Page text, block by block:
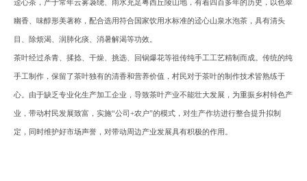
迳心茶，产于常年云雾袅绕、雨水充足粤西丘陵山地，有着四百多年的历史，以色翠
幽香、味醇形美著称，配合选用符合国家饮用水标准的迳心山泉水泡茶，具有清头
目、除烦渴、润肺化痰、消暑解渴等功效。
茶叶经过杀青、揉捻、干燥、挑选、回锅爆花等祖传纯手工工艺精制而成。传统的纯
手工制作，保留了茶叶独有的清香和营养价值，村民对于茶叶的制作技术皆熟练于
心。由于缺乏专业化生产加工企业，导致茶叶产业不能壮大发展，为重振乡村特色产
业，带动村民发展致富，实施“公司+农户”的模式，对生产作坊进行整合提升拟制
定，同时维护好市场声誉，对带动周边产业发展具有积极的作用。